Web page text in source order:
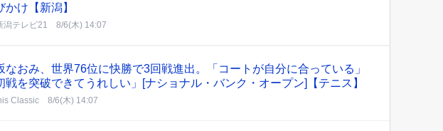
かけ【新潟】
潟テレビ21 8/6(木) 14:07
なおみ、世界76位に快勝で3回戦進出。「コートが自分に合っている」
戦を突破できてうれしい」[ナショナル・バンク・オープン]【テニス】
Classic 8/6(木) 14:07